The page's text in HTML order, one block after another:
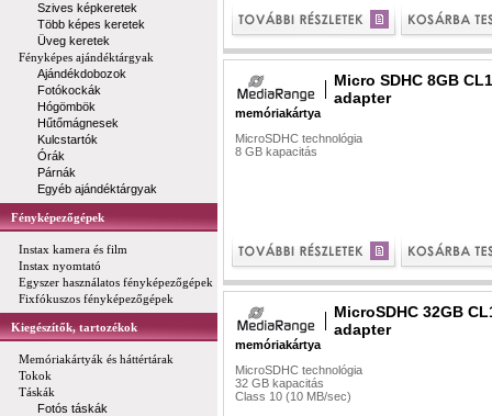
Szives képkeretek
Több képes keretek
Üveg keretek
Fényképes ajándéktárgyak
Ajándékdobozok
Fotókockák
Hógömbök
Hűtőmágnesek
Kulcstartók
Órák
Párnák
Egyéb ajándéktárgyak
Fényképezőgépek
Instax kamera és film
Instax nyomtató
Egyszer használatos fényképezőgépek
Fixfókuszos fényképezőgépek
Kiegészítők, tartozékok
Memóriakártyák és háttértárak
Tokok
Táskák
Fotós táskák
Micro SDHC 8GB
adapter
memóriakártya
MicroSDHC technológia
8 GB kapacitás
MicroSDHC 32GB
adapter
memóriakártya
MicroSDHC technológia
32 GB kapacitás
Class 10 (10 MB/sec)